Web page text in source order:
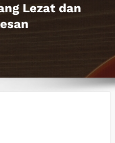
Lezat dan